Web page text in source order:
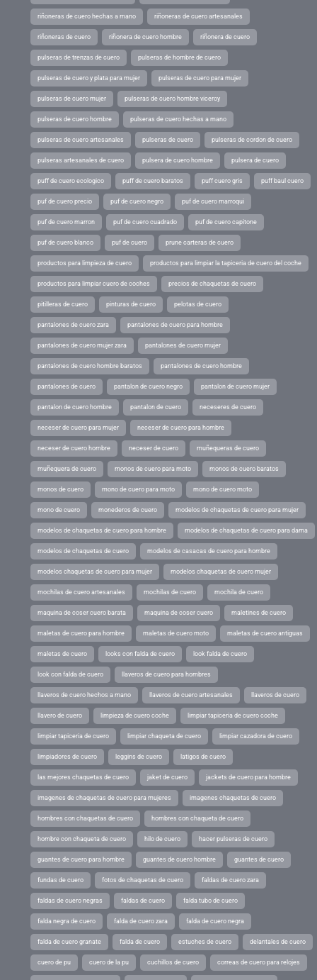
riñoneras de cuero hechas a mano riñoneras de cuero artesanales
riñoneras de cuero riñonera de cuero hombre riñonera de cuero
pulseras de trenzas de cuero pulseras de hombre de cuero
pulseras de cuero y plata para mujer pulseras de cuero para mujer
pulseras de cuero mujer pulseras de cuero hombre viceroy
pulseras de cuero hombre pulseras de cuero hechas a mano
pulseras de cuero artesanales pulseras de cuero pulseras de cordon de cuero
pulseras artesanales de cuero pulsera de cuero hombre pulsera de cuero
puff de cuero ecologico puff de cuero baratos puff cuero gris puff baul cuero
puf de cuero precio puf de cuero negro puf de cuero marroqui
puf de cuero marron puf de cuero cuadrado puf de cuero capitone
puf de cuero blanco puf de cuero prune carteras de cuero
productos para limpieza de cuero productos para limpiar la tapiceria de cuero del coche
productos para limpiar cuero de coches precios de chaquetas de cuero
pitilleras de cuero pinturas de cuero pelotas de cuero
pantalones de cuero zara pantalones de cuero para hombre
pantalones de cuero mujer zara pantalones de cuero mujer
pantalones de cuero hombre baratos pantalones de cuero hombre
pantalones de cuero pantalon de cuero negro pantalon de cuero mujer
pantalon de cuero hombre pantalon de cuero neceseres de cuero
neceser de cuero para mujer neceser de cuero para hombre
neceser de cuero hombre neceser de cuero muñequeras de cuero
muñequera de cuero monos de cuero para moto monos de cuero baratos
monos de cuero mono de cuero para moto mono de cuero moto
mono de cuero monederos de cuero modelos de chaquetas de cuero para mujer
modelos de chaquetas de cuero para hombre modelos de chaquetas de cuero para dama
modelos de chaquetas de cuero modelos de casacas de cuero para hombre
modelos chaquetas de cuero para mujer modelos chaquetas de cuero mujer
mochilas de cuero artesanales mochilas de cuero mochila de cuero
maquina de coser cuero barata maquina de coser cuero maletines de cuero
maletas de cuero para hombre maletas de cuero moto maletas de cuero antiguas
maletas de cuero looks con falda de cuero look falda de cuero
look con falda de cuero llaveros de cuero para hombres
llaveros de cuero hechos a mano llaveros de cuero artesanales llaveros de cuero
llavero de cuero limpieza de cuero coche limpiar tapiceria de cuero coche
limpiar tapiceria de cuero limpiar chaqueta de cuero limpiar cazadora de cuero
limpiadores de cuero leggins de cuero latigos de cuero
las mejores chaquetas de cuero jaket de cuero jackets de cuero para hombre
imagenes de chaquetas de cuero para mujeres imagenes chaquetas de cuero
hombres con chaquetas de cuero hombres con chaqueta de cuero
hombre con chaqueta de cuero hilo de cuero hacer pulseras de cuero
guantes de cuero para hombre guantes de cuero hombre guantes de cuero
fundas de cuero fotos de chaquetas de cuero faldas de cuero zara
faldas de cuero negras faldas de cuero falda tubo de cuero
falda negra de cuero falda de cuero zara falda de cuero negra
falda de cuero granate falda de cuero estuches de cuero delantales de cuero
cuero de pu cuero de la pu cuchillos de cuero correas de cuero para relojes